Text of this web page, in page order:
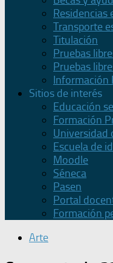
Residencias
Transporte
Titulación
Pruebas
Pruebas
Información
Sitios de interés
Educación
Formación
Universidad
Escuela de
Moodle
Séneca
Pasen
Portal
Formación
Arte